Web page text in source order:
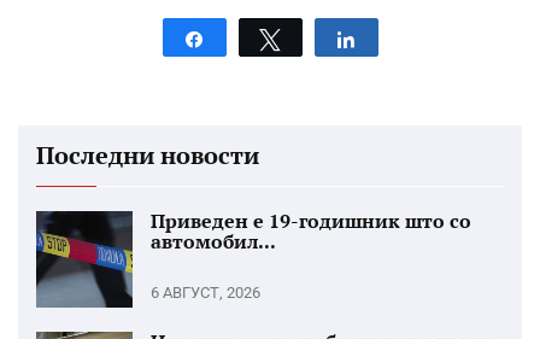
Tweet
Последни новости
Приведен е 19-годишник што со
автомобил...
6 АВГУСТ, 2026